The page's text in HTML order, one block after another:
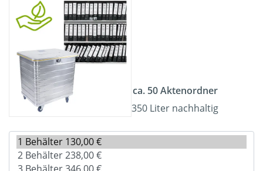
ca. 50 Aktenordner
350 Liter nachhaltig